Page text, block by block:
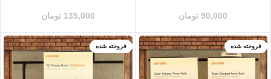
90,000 تومان 135,000 تومان
فروخته شده
سفید
مشکی
فروخته شده